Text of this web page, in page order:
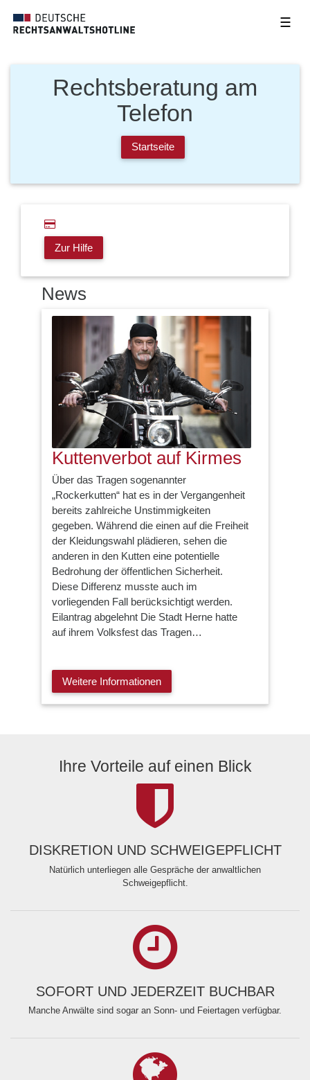
☰
Rechtsberatung am
Telefon
Startseite
Zur Hilfe
News
Kuttenverbot auf Kirmes
Über das Tragen sogenannter
„Rockerkutten“ hat es in der Vergangenheit
bereits zahlreiche Unstimmigkeiten
gegeben. Während die einen auf die Freiheit
der Kleidungswahl plädieren, sehen die
anderen in den Kutten eine potentielle
Bedrohung der öffentlichen Sicherheit.
Diese Differenz musste auch im
vorliegenden Fall berücksichtigt werden.
Eilantrag abgelehnt Die Stadt Herne hatte
auf ihrem Volksfest das Tragen…
Weitere Informationen
Ihre Vorteile auf einen Blick
DISKRETION UND SCHWEIGEPFLICHT
Natürlich unterliegen alle Gespräche der anwaltlichen
Schweigepflicht.
SOFORT UND JEDERZEIT BUCHBAR
Manche Anwälte sind sogar an Sonn- und Feiertagen verfügbar.